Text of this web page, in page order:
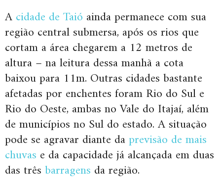
Acidade de Taió ainda permanece com sua
região central submersa, após os rios que
cortam a área chegarem a 12 metros de
altura – na leitura dessa manhã a cota
baixou para 11m. Outras cidades bastante
afetadas por enchentes foram Rio do Sul e
Rio do Oeste, ambas no Vale do Itajaí, além
de municípios no Sul do estado. A situação
pode se agravar diante daprevisão de mais
chuvas e da capacidade já alcançada em duas
das trêsbarragens da região.